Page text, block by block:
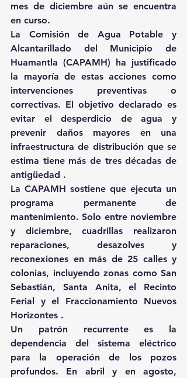
mes de diciembre aún se encuentra
en curso.
La Comisión de Agua Potable y
Alcantarillado del Municipio de
Huamantla (CAPAMH) ha justificado
la mayoría de estas acciones como
intervenciones preventivas o
correctivas. El objetivo declarado es
evitar el desperdicio de agua y
prevenir daños mayores en una
infraestructura de distribución que se
estima tiene más de tres décadas de
antigüedad .
La CAPAMH sostiene que ejecuta un
programa permanente de
mantenimiento. Solo entre noviembre
y diciembre, cuadrillas realizaron
reparaciones, desazolves y
reconexiones en más de 25 calles y
colonias, incluyendo zonas como San
Sebastián, Santa Anita, el Recinto
Ferial y el Fraccionamiento Nuevos
Horizontes .
Un patrón recurrente es la
dependencia del sistema eléctrico
para la operación de los pozos
profundos. En abril y en agosto,